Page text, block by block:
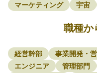
マーケティング
宇宙
職種か
経営幹部 事業開発・
エンジニア
管理部門